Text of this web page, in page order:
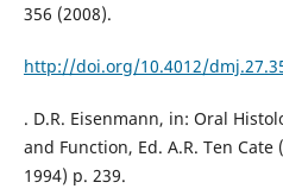
356 (2008).
http://doi.org/10.4012/
. D.R. Eisenmann, in: Oral
and Function, Ed. A.R. Ten
1994) p. 239.